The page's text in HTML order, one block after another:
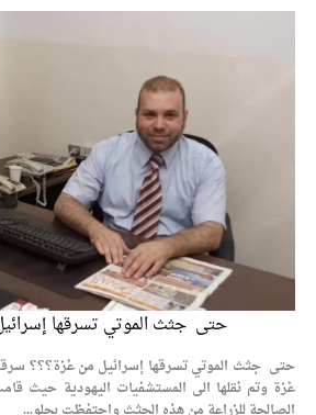
حتى جثث الموتي تسرقها
حتى جثث الموتي تسرقها إسرائيل من غزة؟؟؟
غزة وتم نقلها الى المستشفيات اليهودية حيث